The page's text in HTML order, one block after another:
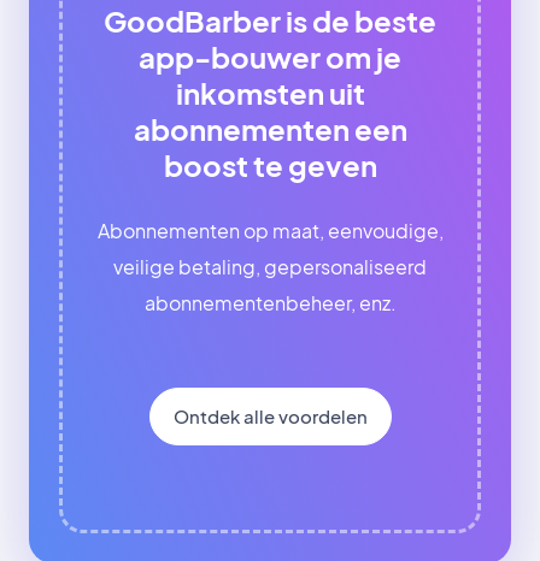
GoodBarber is de beste
app-bouwer om je
inkomsten uit
abonnementen een
boost te geven
Abonnementen op maat, eenvoudige,
veilige betaling, gepersonaliseerd
abonnementenbeheer, enz.
Ontdek alle voordelen